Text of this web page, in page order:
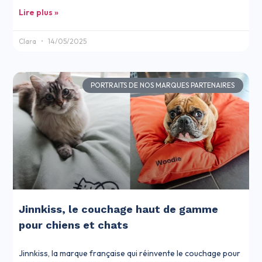
Lire plus »
Clara 14/05/2025
PORTRAITS DE NOS MARQUES PARTENAIRES
Jinnkiss, le couchage haut de gamme
pour chiens et chats
Jinnkiss, la marque française qui réinvente le couchage pour